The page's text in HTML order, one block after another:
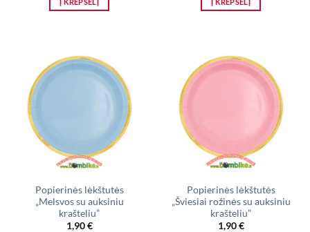
Į KREPŠELĮ Į KREPŠELĮ
Popierinės lėkštutės
„Melsvos su auksiniu
krašteliu”
1,90€
Popierinės lėkštutės
„Šviesiai rožinės su auksiniu
krašteliu”
1,90€